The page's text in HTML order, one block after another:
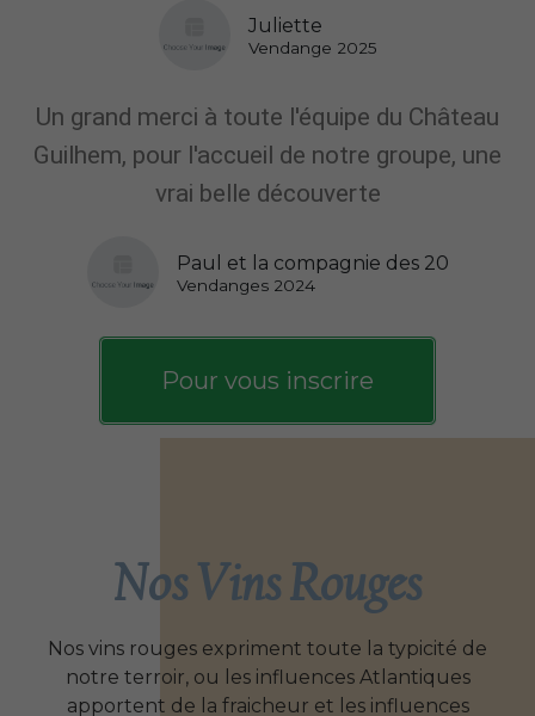
Juliette
Vendange 2025
Un grand merci à toute l'équipe du Château
Guilhem, pour l'accueil de notre groupe, une
vrai belle découverte
Paul et la compagnie des 20
Vendanges 2024
Pour vous inscrire
Nos Vins Rouges
Nos vins rouges expriment toute la typicité de
notre terroir, ou les influences Atlantiques
apportent de la fraicheur et les influences